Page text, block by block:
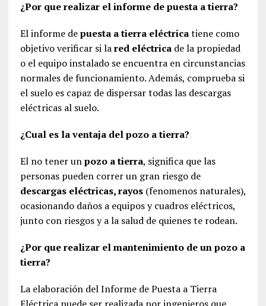
¿Por que realizar el informe de puesta a tierra?
El informe depuesta a tierra eléctricatiene como
objetivo verificar si lared eléctricade la propiedad
o el equipo instalado se encuentra en circunstancias
normales de funcionamiento. Además, comprueba si
el suelo es capaz de dispersar todas las descargas
eléctricas al suelo.
¿Cual es la ventaja del pozo a tierra?
El no tener unpozo a tierra, significa que las
personas pueden correr un gran riesgo de
descargas eléctricas, rayos(fenomenos naturales),
ocasionando daños a equipos y cuadros eléctricos,
junto con riesgos y a la salud de quienes te rodean.
¿Por que realizar el mantenimiento de un pozo a
tierra?
La elaboración del Informe de Puesta a Tierra